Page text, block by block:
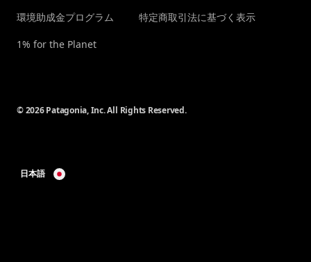
環境助成金プログラム
1% for the Planet
特定商取引法に基づく表示
© 2026 Patagonia, Inc. All Rights Reserved.
日本語